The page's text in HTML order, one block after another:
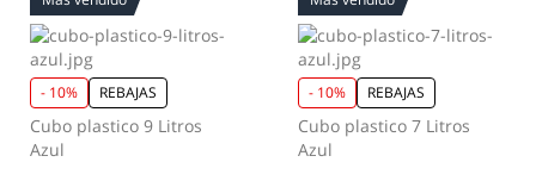
- 10% REBAJAS
Cubo plastico 9 Litros
Azul
- 10% REBAJAS
Cubo plastico 7 Litros
Azul